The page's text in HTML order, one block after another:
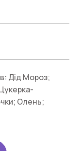
Дід Мороз;
Олень;